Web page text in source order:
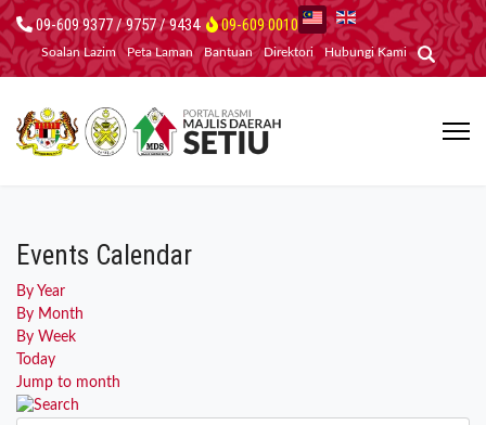
09-609 9377 / 9757 / 9434 09-609 0010
Soalan Lazim Peta Laman Bantuan Direktori Hubungi Kami
Events Calendar
By Year
By Month
By Week
Today
Jump to month